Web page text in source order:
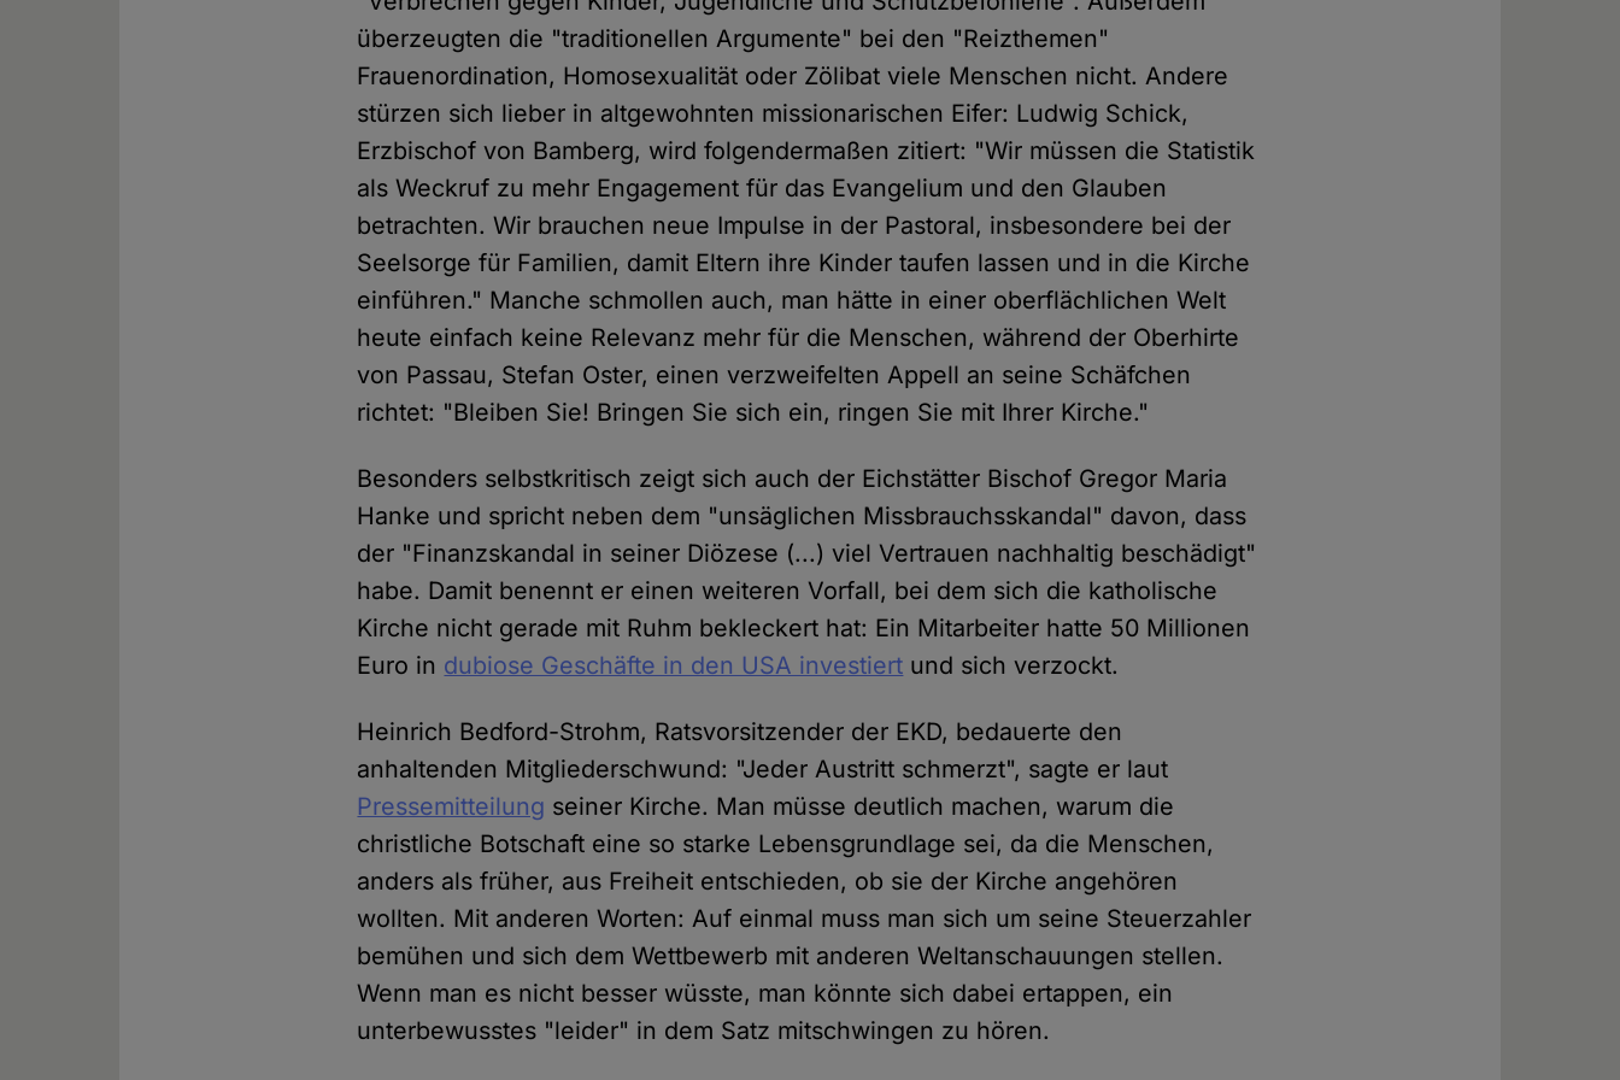
überzeugten die "traditionellen Argumente" bei den "Reizthemen"
Frauenordination, Homosexualität oder Zölibat viele Menschen nicht. Andere
stürzen sich lieber in altgewohnten missionarischen Eifer: Ludwig Schick,
Erzbischof von Bamberg, wird folgendermaßen zitiert: "Wir müssen die Statistik
als Weckruf zu mehr Engagement für das Evangelium und den Glauben
betrachten. Wir brauchen neue Impulse in der Pastoral, insbesondere bei der
Seelsorge für Familien, damit Eltern ihre Kinder taufen lassen und in die Kirche
einführen." Manche schmollen auch, man hätte in einer oberflächlichen Welt
heute einfach keine Relevanz mehr für die Menschen, während der Oberhirte
von Passau, Stefan Oster, einen verzweifelten Appell an seine Schäfchen
richtet: "Bleiben Sie! Bringen Sie sich ein, ringen Sie mit Ihrer Kirche."
Besonders selbstkritisch zeigt sich auch der Eichstätter Bischof Gregor Maria
Hanke und spricht neben dem "unsäglichen Missbrauchsskandal" davon, dass
der "Finanzskandal in seiner Diözese (...) viel Vertrauen nachhaltig beschädigt"
habe. Damit benennt er einen weiteren Vorfall, bei dem sich die katholische
Kirche nicht gerade mit Ruhm bekleckert hat: Ein Mitarbeiter hatte 50 Millionen
Euro in dubiose Geschäfte in den USA investiert und sich verzockt.
Heinrich Bedford-Strohm, Ratsvorsitzender der EKD, bedauerte den
anhaltenden Mitgliederschwund: "Jeder Austritt schmerzt", sagte er laut
Pressemitteilung seiner Kirche. Man müsse deutlich machen, warum die
christliche Botschaft eine so starke Lebensgrundlage sei, da die Menschen,
anders als früher, aus Freiheit entschieden, ob sie der Kirche angehören
wollten. Mit anderen Worten: Auf einmal muss man sich um seine Steuerzahler
bemühen und sich dem Wettbewerb mit anderen Weltanschauungen stellen.
Wenn man es nicht besser wüsste, man könnte sich dabei ertappen, ein
unterbewusstes "leider" in dem Satz mitschwingen zu hören.